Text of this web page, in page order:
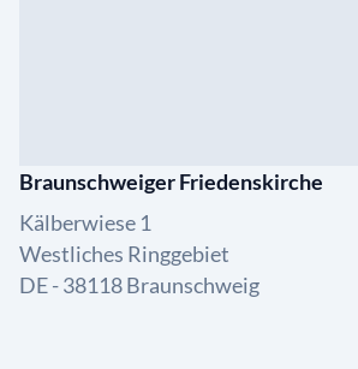
Braunschweiger Friedenskirche
Kälberwiese 1
Westliches Ringgebiet
DE - 38118 Braunschweig